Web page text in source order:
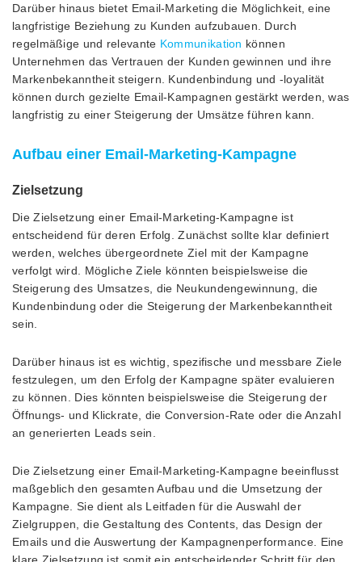
Darüber hinaus bietet Email-Marketing die Möglichkeit, eine
langfristige Beziehung zu Kunden aufzubauen. Durch
regelmäßige und relevante Kommunikation können
Unternehmen das Vertrauen der Kunden gewinnen und ihre
Markenbekanntheit steigern. Kundenbindung und -loyalität
können durch gezielte Email-Kampagnen gestärkt werden, was
langfristig zu einer Steigerung der Umsätze führen kann.
Aufbau einer Email-Marketing-Kampagne
Zielsetzung
Die Zielsetzung einer Email-Marketing-Kampagne ist
entscheidend für deren Erfolg. Zunächst sollte klar definiert
werden, welches übergeordnete Ziel mit der Kampagne
verfolgt wird. Mögliche Ziele könnten beispielsweise die
Steigerung des Umsatzes, die Neukundengewinnung, die
Kundenbindung oder die Steigerung der Markenbekanntheit
sein.
Darüber hinaus ist es wichtig, spezifische und messbare Ziele
festzulegen, um den Erfolg der Kampagne später evaluieren
zu können. Dies könnten beispielsweise die Steigerung der
Öffnungs- und Klickrate, die Conversion-Rate oder die Anzahl
an generierten Leads sein.
Die Zielsetzung einer Email-Marketing-Kampagne beeinflusst
maßgeblich den gesamten Aufbau und die Umsetzung der
Kampagne. Sie dient als Leitfaden für die Auswahl der
Zielgruppen, die Gestaltung des Contents, das Design der
Emails und die Auswertung der Kampagnenperformance. Eine
klare Zielsetzung ist somit ein entscheidender Schritt für den